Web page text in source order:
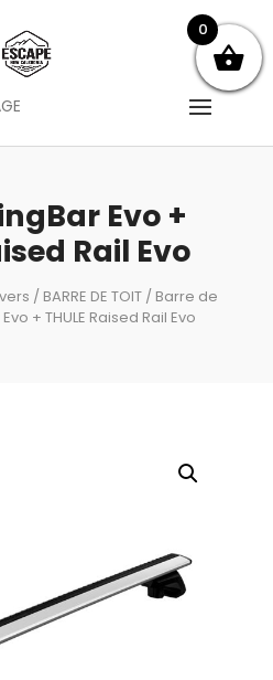
Evo +
Rail Evo
/ BARRE DE TOIT / Barre de
+ THULE Raised Rail Evo
0